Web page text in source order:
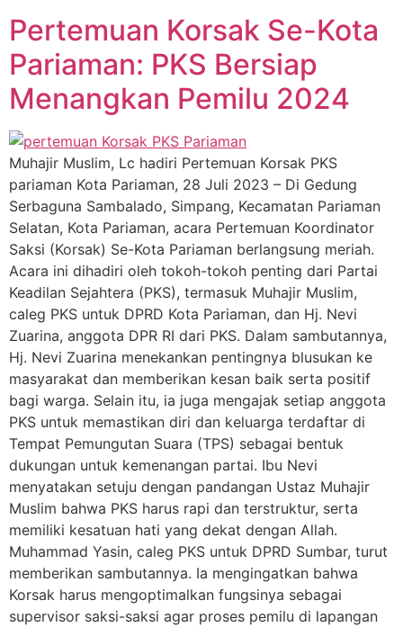
Pertemuan Korsak Se-Kota
Pariaman: PKS Bersiap
Menangkan Pemilu 2024
Muhajir Muslim, Lc hadiri Pertemuan Korsak PKS
pariaman Kota Pariaman, 28 Juli 2023 – Di Gedung
Serbaguna Sambalado, Simpang, Kecamatan Pariaman
Selatan, Kota Pariaman, acara Pertemuan Koordinator
Saksi (Korsak) Se-Kota Pariaman berlangsung meriah.
Acara ini dihadiri oleh tokoh-tokoh penting dari Partai
Keadilan Sejahtera (PKS), termasuk Muhajir Muslim,
caleg PKS untuk DPRD Kota Pariaman, dan Hj. Nevi
Zuarina, anggota DPR RI dari PKS. Dalam sambutannya,
Hj. Nevi Zuarina menekankan pentingnya blusukan ke
masyarakat dan memberikan kesan baik serta positif
bagi warga. Selain itu, ia juga mengajak setiap anggota
PKS untuk memastikan diri dan keluarga terdaftar di
Tempat Pemungutan Suara (TPS) sebagai bentuk
dukungan untuk kemenangan partai. Ibu Nevi
menyatakan setuju dengan pandangan Ustaz Muhajir
Muslim bahwa PKS harus rapi dan terstruktur, serta
memiliki kesatuan hati yang dekat dengan Allah.
Muhammad Yasin, caleg PKS untuk DPRD Sumbar, turut
memberikan sambutannya. Ia mengingatkan bahwa
Korsak harus mengoptimalkan fungsinya sebagai
supervisor saksi-saksi agar proses pemilu di lapangan